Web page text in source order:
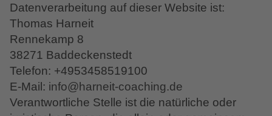
Datenverarbeitung auf dieser Website ist:
Thomas Harneit
Rennekamp 8
38271 Baddeckenstedt
Telefon: +4953458519100
E-Mail: info@harneit-coaching.de
Verantwortliche Stelle ist die natürliche oder